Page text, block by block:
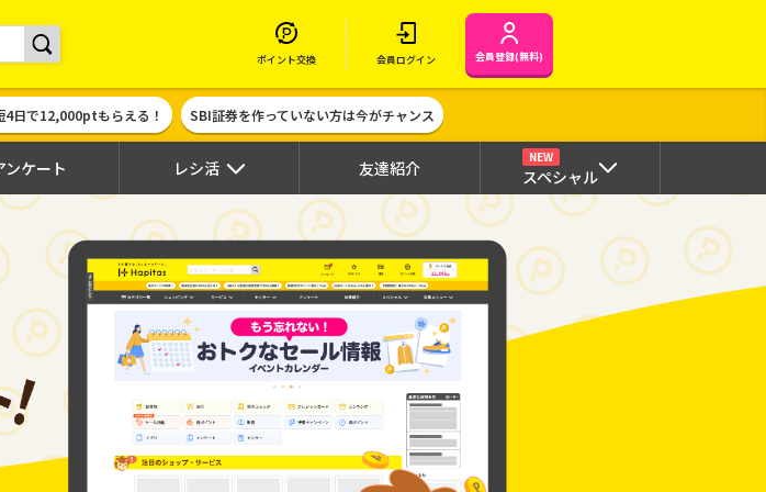
イト | ハピタス
ポイント交換 会員ログイン 会員登録(無料)
4日で12,000ptもらえる！ SBI証券を作っていない方は今がチャンス
ンケート レシ活 友達紹介
NEW
スペシャル